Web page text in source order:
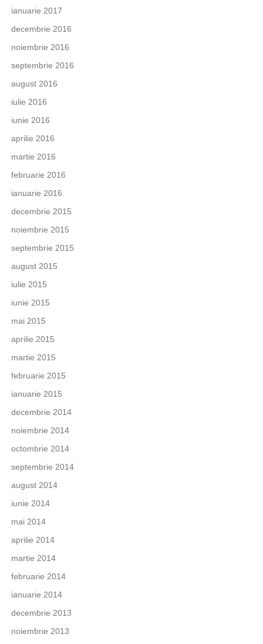
ianuarie 2017
decembrie 2016
noiembrie 2016
septembrie 2016
august 2016
iulie 2016
iunie 2016
aprilie 2016
martie 2016
februarie 2016
ianuarie 2016
decembrie 2015
noiembrie 2015
septembrie 2015
august 2015
iulie 2015
iunie 2015
mai 2015
aprilie 2015
martie 2015
februarie 2015
ianuarie 2015
decembrie 2014
noiembrie 2014
octombrie 2014
septembrie 2014
august 2014
iunie 2014
mai 2014
aprilie 2014
martie 2014
februarie 2014
ianuarie 2014
decembrie 2013
noiembrie 2013